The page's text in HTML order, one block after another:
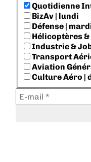
Quotidienne
BizAv | lundi
Défense |
Hélicoptères &
Industrie &
Transport
Aviation
Culture Aéro |